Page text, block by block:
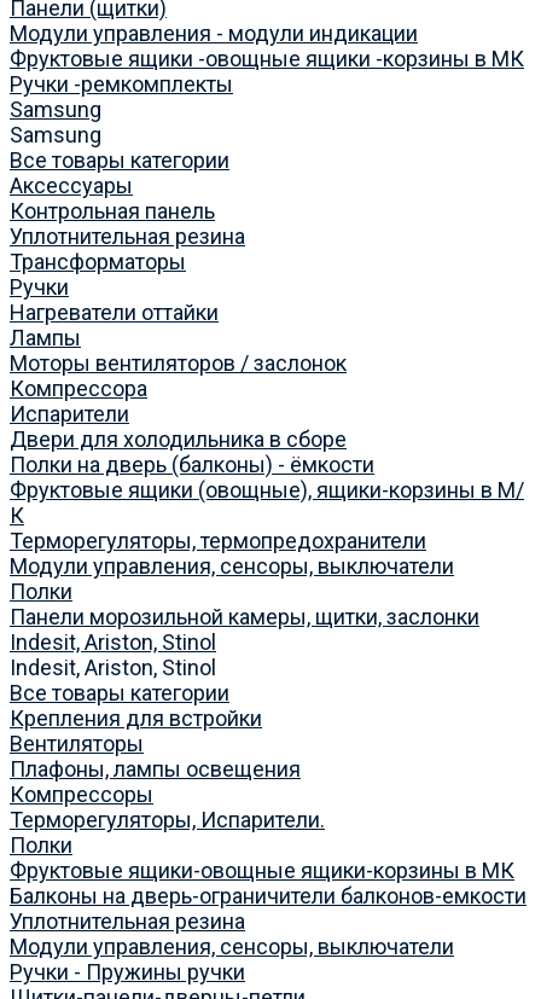
Панели (щитки)
Модули управления - модули индикации
Фруктовые ящики -овощные ящики -корзины в МК
Ручки -ремкомплекты
Samsung
Samsung
Все товары категории
Аксессуары
Контрольная панель
Уплотнительная резина
Трансформаторы
Ручки
Нагреватели оттайки
Лампы
Моторы вентиляторов / заслонок
Компрессора
Испарители
Двери для холодильника в сборе
Полки на дверь (балконы) - ёмкости
Фруктовые ящики (овощные), ящики-корзины в М/
К
Терморегуляторы, термопредохранители
Модули управления, сенсоры, выключатели
Полки
Панели морозильной камеры, щитки, заслонки
Indesit, Ariston, Stinol
Indesit, Ariston, Stinol
Все товары категории
Крепления для встройки
Вентиляторы
Плафоны, лампы освещения
Компрессоры
Терморегуляторы, Испарители.
Полки
Фруктовые ящики-овощные ящики-корзины в МК
Балконы на дверь-ограничители балконов-емкости
Уплотнительная резина
Модули управления, сенсоры, выключатели
Ручки - Пружины ручки